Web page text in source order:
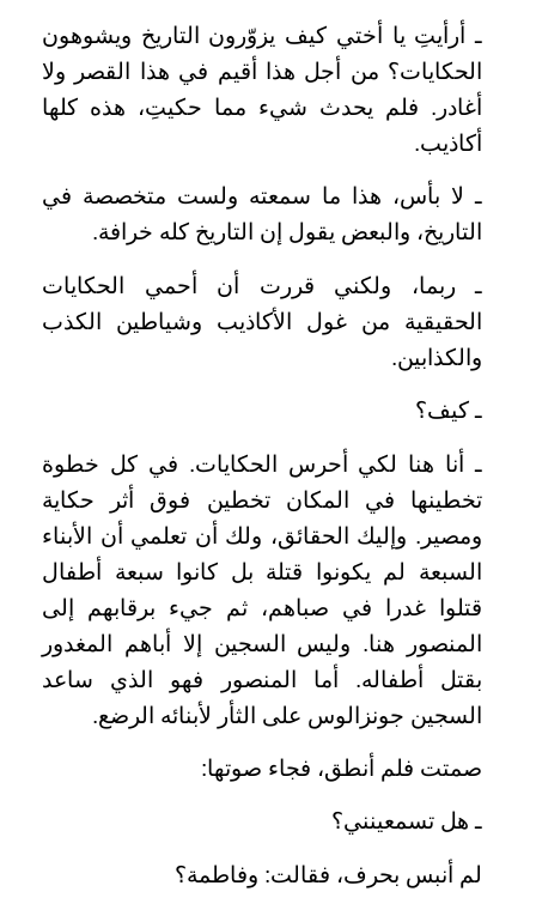
ـ أرأيتِ يا أختي كيف يزوّرون التاريخ ويشوهون
الحكايات؟ من أجل هذا أقيم في هذا القصر ولا
أغادر. فلم يحدث شيء مما حكيتِ، هذه كلها
أكاذيب.
ـ لا بأس، هذا ما سمعته ولست متخصصة في
التاريخ، والبعض يقول إن التاريخ كله خرافة.
ـ ربما، ولكني قررت أن أحمي الحكايات
الحقيقية من غول الأكاذيب وشياطين الكذب
والكذابين.
ـ كيف؟
ـ أنا هنا لكي أحرس الحكايات. في كل خطوة
تخطينها في المكان تخطين فوق أثر حكاية
ومصير. وإليك الحقائق، ولك أن تعلمي أن الأبناء
السبعة لم يكونوا قتلة بل كانوا سبعة أطفال
قتلوا غدرا في صباهم، ثم جيء برقابهم إلى
المنصور هنا. وليس السجين إلا أباهم المغدور
بقتل أطفاله. أما المنصور فهو الذي ساعد
السجين جونزالوس على الثأر لأبنائه الرضع.
صمتت فلم أنطق، فجاء صوتها:
ـ هل تسمعينني؟
لم أنبس بحرف، فقالت: وفاطمة؟